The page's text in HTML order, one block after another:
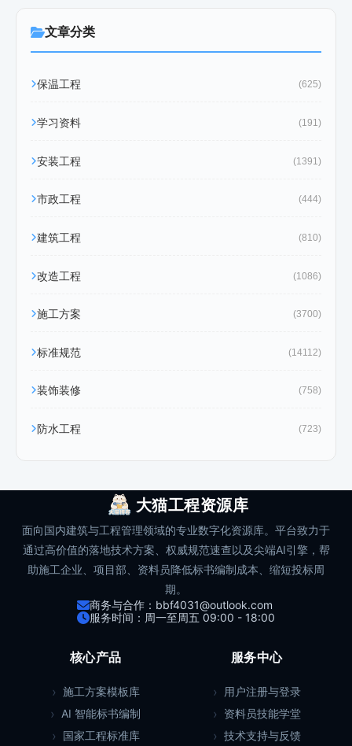
文章分类
保温工程 (625)
学习资料 (191)
安装工程 (1391)
市政工程 (444)
建筑工程 (810)
改造工程 (1086)
施工方案 (3700)
标准规范 (14112)
装饰装修 (758)
防水工程 (723)
大猫工程资源库
面向国内建筑与工程管理领域的专业数字化资源库。平台致力于
通过高价值的落地技术方案、权威规范速查以及尖端AI引擎，帮
助施工企业、项目部、资料员降低标书编制成本、缩短投标周
期。
商务与合作：bbf4031@outlook.com
服务时间：周一至周五 09:00 - 18:00
核心产品
施工方案模板库
AI 智能标书编制
国家工程标准库
服务中心
用户注册与登录
资料员技能学堂
技术支持与反馈